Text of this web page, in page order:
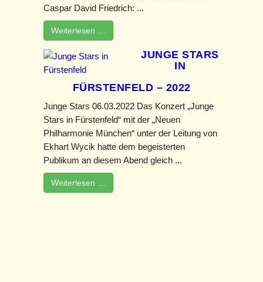
Caspar David Friedrich: ...
Weiterlesen …
JUNGE STARS
IN
FÜRSTENFELD – 2022
Junge Stars 06.03.2022 Das Konzert „Junge
Stars in Fürstenfeld“ mit der „Neuen
Philharmonie München“ unter der Leitung von
Ekhart Wycik hatte dem begeisterten
Publikum an diesem Abend gleich ...
Weiterlesen …